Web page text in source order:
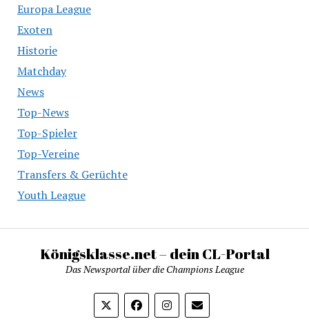
Europa League
Exoten
Historie
Matchday
News
Top-News
Top-Spieler
Top-Vereine
Transfers & Gerüchte
Youth League
Königsklasse.net – dein CL-Portal
Das Newsportal über die Champions League